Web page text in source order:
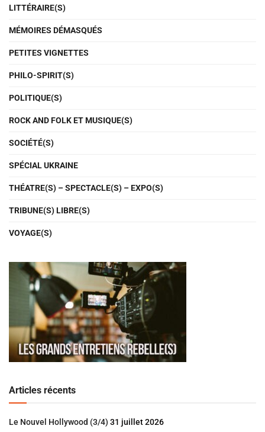
LITTÉRAIRE(S)
MÉMOIRES DÉMASQUÉS
PETITES VIGNETTES
PHILO-SPIRIT(S)
POLITIQUE(S)
ROCK AND FOLK ET MUSIQUE(S)
SOCIÉTÉ(S)
SPÉCIAL UKRAINE
THÉATRE(S) – SPECTACLE(S) – EXPO(S)
TRIBUNE(S) LIBRE(S)
VOYAGE(S)
Articles récents
Le Nouvel Hollywood (3/4) 31 juillet 2026